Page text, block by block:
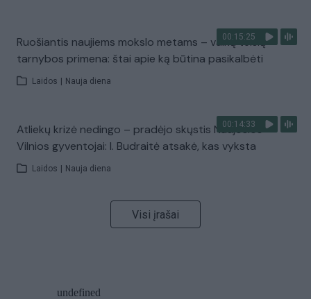
00:15:25
Ruošiantis naujiems mokslo metams – vaikų teisių
tarnybos primena: štai apie ką būtina pasikalbėti
Laidos Nauja diena
00:14:33
Atliekų krizė nedingo – pradėjo skųstis Naujosios
Vilnios gyventojai: I. Budraitė atsakė, kas vyksta
Laidos Nauja diena
Visi įrašai